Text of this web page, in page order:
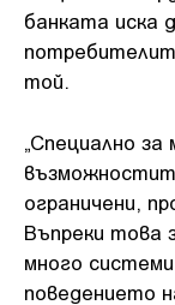
банката иска
той.
„Специално
ограничени,
Въпреки това
много
поведението